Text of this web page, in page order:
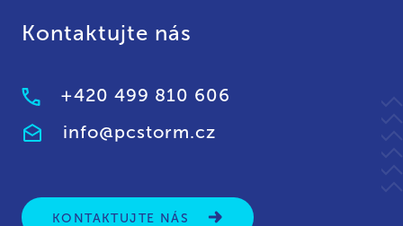
Kontaktujte nás
+420 499 810 606
info@pcstorm.cz
KONTAKTUJTE NÁS